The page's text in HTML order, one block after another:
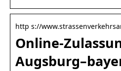
http s://
Online-